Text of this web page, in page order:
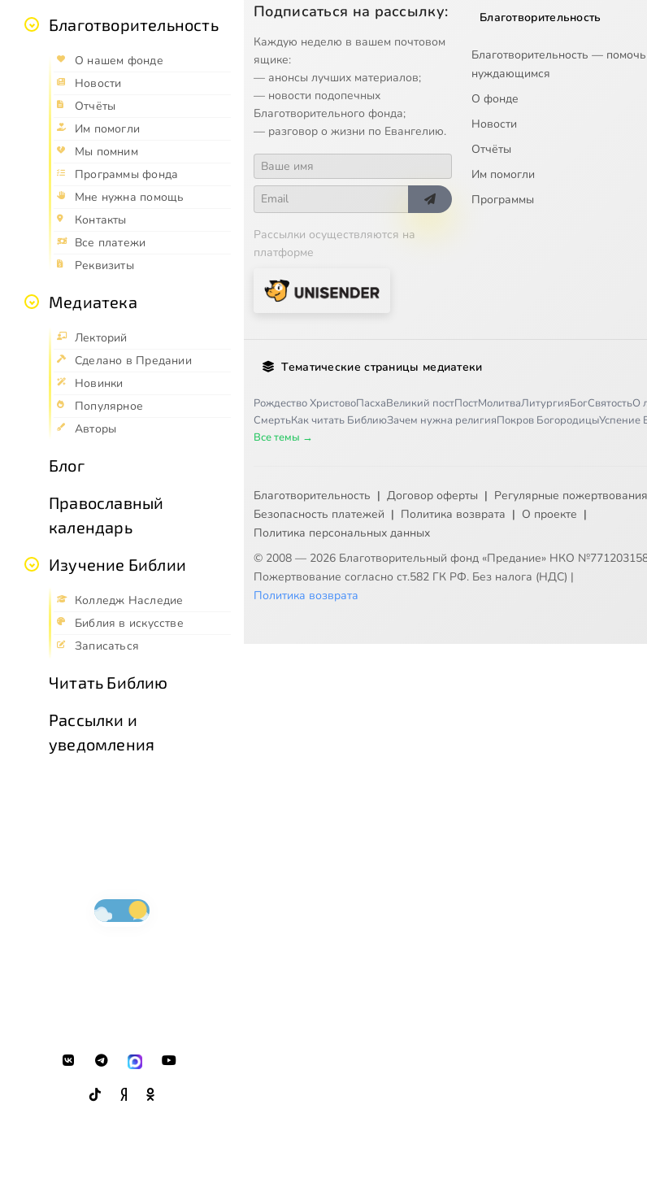
Благотворительность
О нашем фонде
Новости
Отчёты
Им помогли
Мы помним
Программы фонда
Мне нужна помощь
Контакты
Все платежи
Реквизиты
Медиатека
Лекторий
Сделано в Предании
Новинки
Популярное
Авторы
Блог
Православный
календарь
Изучение Библии
Колледж Наследие
Библия в искусстве
Записаться
Читать Библию
Рассылки и
уведомления
Подписаться на рассылку:
Каждую неделю в вашем почтовом
ящике:
— анонсы лучших материалов;
— новости подопечных
Благотворительного фонда;
— разговор о жизни по Евангелию.
Рассылки осуществляются на
платформе
Благотворительность
Благотворительность — помочь
нуждающимся
О фонде
Новости
Отчёты
Им помогли
Программы
Тематические страницы медиатеки
Рождество ХристовоПасхаВеликий постПостМолитваЛитургияБогСвятостьО
СмертьКак читать БиблиюЗачем нужна религияПокров БогородицыУспение
Все темы →
Благотворительность | Договор оферты | Регулярные пожертвования
Безопасность платежей | Политика возврата | О проекте |
Политика персональных данных
© 2008 — 2026 Благотворительный фонд «Предание» НКО
Пожертвование согласно ст.582 ГК РФ. Без налога (НДС) |
Политика возврата